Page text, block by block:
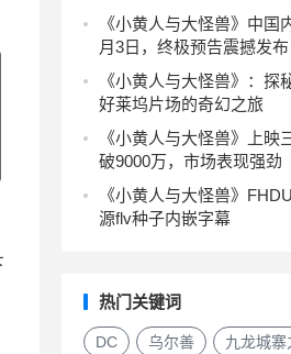
《小黄人与大怪兽》中国
月3日，终极预告震撼发布
《小黄人与大怪兽》：探
好莱坞片场的奇幻之旅
《小黄人与大怪兽》上映
破9000万，市场表现强劲
《小黄人与大怪兽》
源flv种子内嵌字幕
热门关键词
DC 乌尔善 九龙城寨